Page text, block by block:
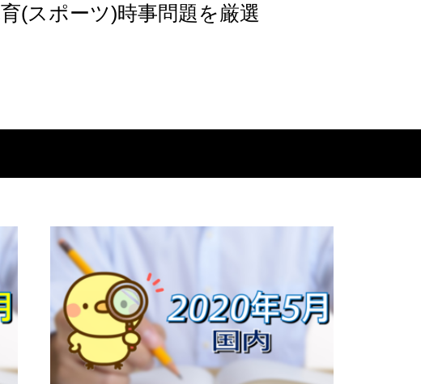
(スポーツ)時事問題を厳選